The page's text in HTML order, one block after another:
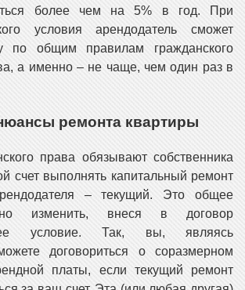
более чем на 5% в год. При
условия арендодатель сможет
по общим правилам гражданского
а именно – не чаще, чем один раз в
ремонта квартиры
права обязывают собственника
счет выполнять капитальный ремонт
– текущий. Это общее
изменить, внеся в договор
условие. Так, вы, являясь
договориться о соразмерном
платы, если текущий ремонт